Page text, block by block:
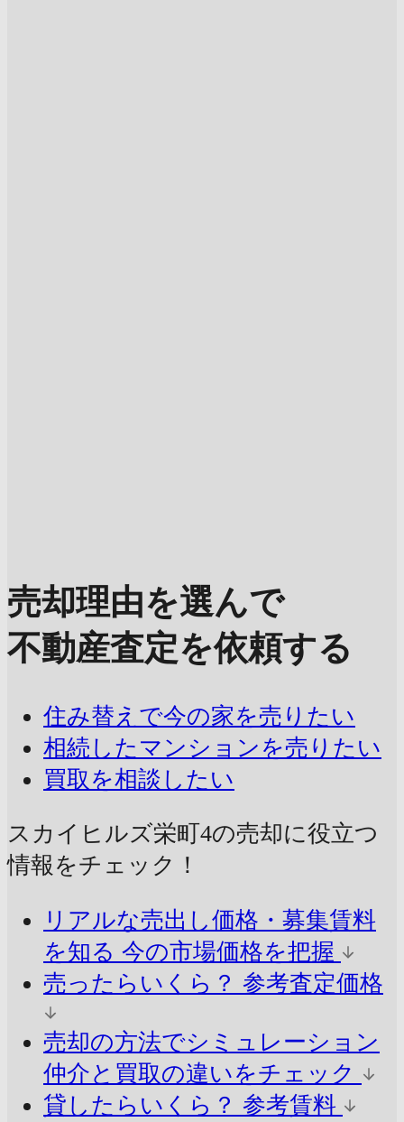
売却理由を選んで
不動産査定を依頼する
住み替えで今の家を売りたい
相続したマンションを売りたい
買取を相談したい
スカイヒルズ栄町4の売却に役立つ
情報をチェック！
リアルな売出し価格・募集賃料
を知る 今の市場価格を把握
売ったらいくら？ 参考査定価格
売却の方法でシミュレーション
仲介と買取の違いをチェック
貸したらいくら？ 参考賃料